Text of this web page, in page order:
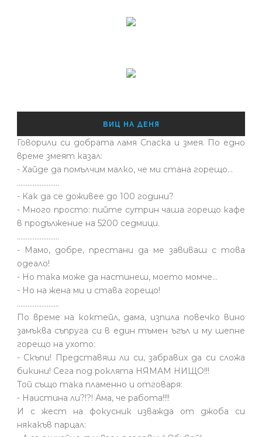
ВИЦ НА ДЕНЯ
Говорили си добрата ламя Спаска и змея. По едно
време змеят казал:
- Хайде да помълчим малко, че ми стана горещо...
........................
- Как да се доживее до 100 години?
- Много просто: пийте сутрин чаша горещо кафе
в продължение на 5200 седмици.
........................
- Мамо, добре, престани да ме завиваш с това
одеало!
- Но така може да настинеш, моето момче…
- Но на жена ми и става горещо!
........................
По време на коктейл, дама, изпила повечко вино
замъква съпруга си в един тъмен ъгъл и му шепне
горещо на ухото:
- Скъпи! Представяш ли си, забравих да си сложа
бикини! Сега под роклята НЯМАМ НИЩО!!!
Той също така пламенно и отговаря:
- Наистина ли?!?! Ама, че работа!!!!
И с жест на фокусник изважда от джоба си
някакъв парцал: